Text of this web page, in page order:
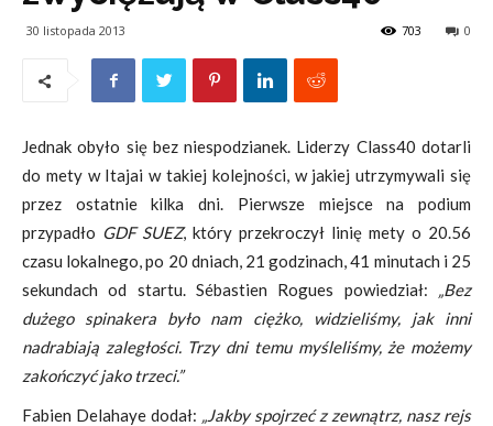
30 listopada 2013 0
703
Jednak obyło się bez niespodzianek. Liderzy Class40 dotarli
do mety w Itajai w takiej kolejności, w jakiej utrzymywali się
przez ostatnie kilka dni. Pierwsze miejsce na podium
przypadło GDF SUEZ, który przekroczył linię mety o 20.56
czasu lokalnego, po 20 dniach, 21 godzinach, 41 minutach i 25
sekundach od startu. Sébastien Rogues powiedział: „Bez
dużego spinakera było nam ciężko, widzieliśmy, jak inni
nadrabiają zaległości. Trzy dni temu myśleliśmy, że możemy
zakończyć jako trzeci.”
Fabien Delahaye dodał: „Jakby spojrzeć z zewnątrz, nasz rejs